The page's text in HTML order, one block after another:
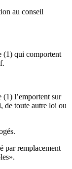
au conseil
(1) qui comportent
l’emportent sur
de toute autre loi ou
par remplacement